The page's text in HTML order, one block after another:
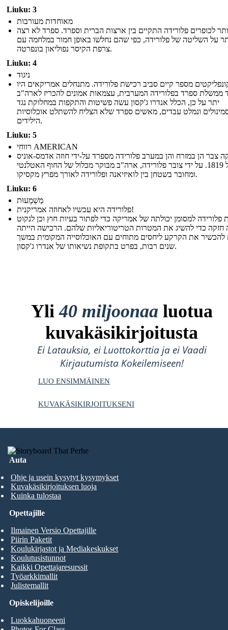
Liuku: 3
מאוחדות מעורבות
לכופרים פלורידה התקיים בין ארצות הברית וספרד. ספרד לא רצה
על השליטה של ​​פלורידה, כפי שהם נחלשו באופן חמור במלחמה עם
צרפת הקיסר נפוליאון בונפרטה.
Liuku: 4
ניגוד
מספר קיים סביב רכישת פלורידה. מתנחלים אמריקאים היו
ממשלת ספרד בפלורידה המערבית, עצמאות אמונים להכריז לארה"ב
יתר על כן, הכלל אנדרו ג'קסון עשה פשיטות והתקפות במחלוקת נגד
ונמלט עבדים, מאשים ספרד שלא הצליח להשתלט אוכלוסיות
הילידים.
Liuku: 5
רווחי AMERICAN
צבר הן במזרח והן במערב פלורידה מספרד על-ידי חוזה אדמס-אוניס
של 1819. על ידי צובר פלורידה, ארה"ב מבוקר מכלול של החוף האטלנטי
ומחובר בשטחן בין לואיזיאנה ופלורידה לאורך מפרץ מקסיקו.
Liuku: 6
מַשְׁמָעוּת
פלורידה היא עכשיו לאחוזה אמריקנית!
פלורידה למסומן יכולתה של אמריקה כדי לפתור בעיות חוץ וכן לנקוט
חזקה כדי להשיג את המטרות הטריטוריאליות שלהם. הרכישה הייתה
להכשיר את הקרקע ליחסים מתוחים עם האוכלוסייה המקומית במשך
שנים רבות, בפרט בתקופת נשיאותו של אנדרו ג'קסון.
Yli40 miljoonaa luotua
kuvakäsikirjoitusta
Ei Latauksia, ei Luottokorttia ja ei Vaadi
Kirjautumista Kokeilemiseen!
LUO ENSIMMÄINEN
KUVAKÄSIKIRJOITUKSENI
Auta
Ohje ja usein kysytyt kysymykset
Kuvakäsikirjoituksen luoja
Kuinka tulostaa
Opiskelijoille
Luokkahuoneeni
Opettajille
Ilmainen Versio Opettajille
Piirin Paketit
Koulukirjastot ja Mediakeskukset
Koulutusistunnot
Kaikki Opettajaresurssit
Työarkkimallit
Julistemallit